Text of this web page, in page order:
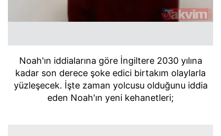
Noah'ın iddialarına göre İngiltere 2030 yılına
kadar son derece şoke edici birtakım olaylarla
yüzleşecek. İşte zaman yolcusu olduğunu iddia
eden Noah'ın yeni kehanetleri;